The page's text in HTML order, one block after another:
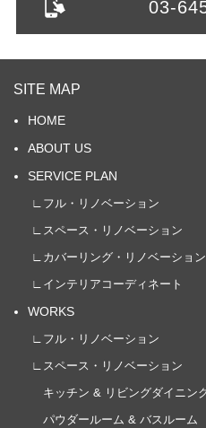
03-
SITE MAP
HOME
ABOUT US
SERVICE PLAN
∟フル・リノベーション
∟スペース・リノベーション
∟カバーリング・リノベーション
∟インテリアコーディネート
WORKS
∟フル・リノベーション
∟スペース・リノベーション
キッチン & リビングダイニン
パウダールーム & バスルーム